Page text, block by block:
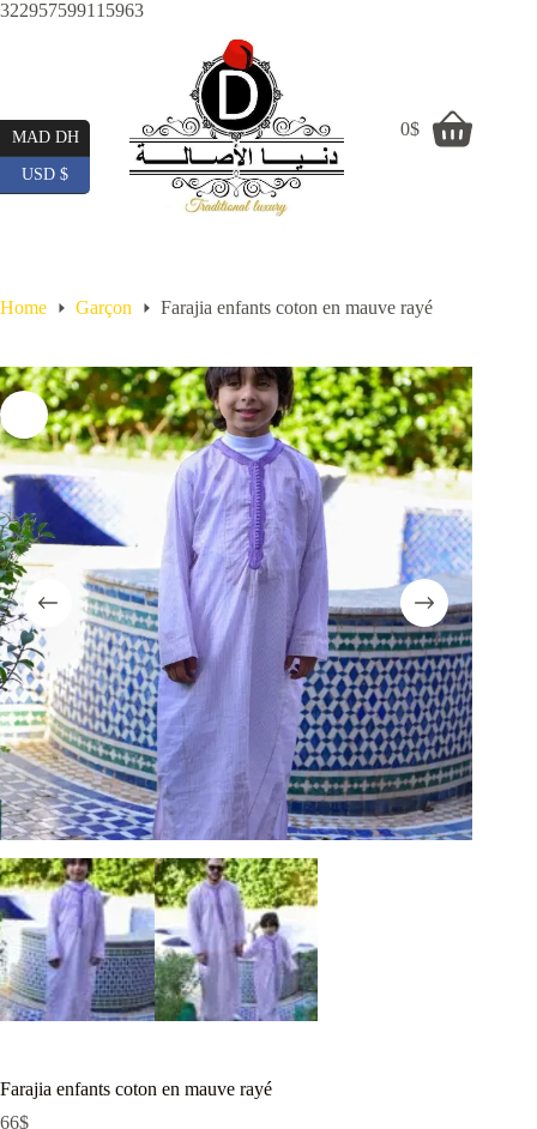
322957599115963Skip
Shopping
0$
Home Garçon Farajia enfants coton en mauve rayé
Farajia enfants coton en mauve rayé
66$
MAD DH
USD $